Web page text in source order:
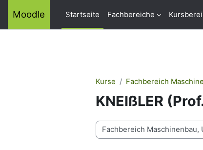
Moodle Startseite Fachbereiche
Kurse Fachbereich
KNEIßLER
Kursbereiche